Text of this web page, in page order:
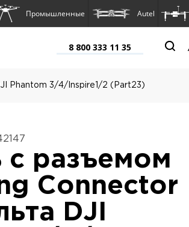
Промышленные Autel
8 800 333 11 35
Phantom 3/4/Inspire1/2 (Part23)
с разъемом
Connector
DJI